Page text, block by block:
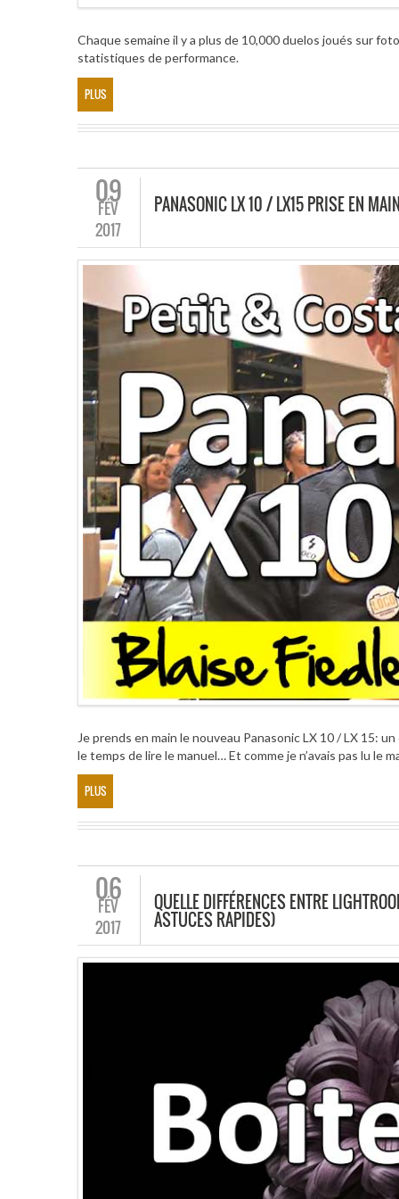
Chaque semaine il y a plus de 10,000 duelos joués sur
statistiques de performance.
PLUS
09
FÉV
2017
PANASONIC LX 10 / LX15 PRISE EN
Je prends en main le nouveau Panasonic LX 10 / LX
le temps de lire le manuel… Et comme je n’avais pas lu le
PLUS
06
FÉV
2017
QUELLE DIFFÉRENCES ENTRE
ASTUCES RAPIDES)